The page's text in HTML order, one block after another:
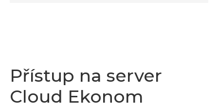
Přístup na server
Cloud Ekonom